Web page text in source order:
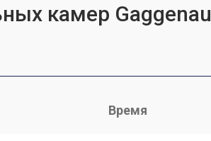
камер Gaggenau
Время